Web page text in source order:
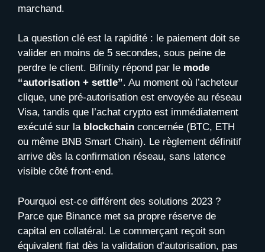
marchand.
La question clé est la rapidité : le paiement doit se
valider en moins de 5 secondes, sous peine de
perdre le client. Bifinity répond par le mode
“autorisation + settle”. Au moment où l’acheteur
clique, une pré-autorisation est envoyée au réseau
Visa, tandis que l’achat crypto est immédiatement
exécuté sur la blockchain concernée (BTC, ETH
ou même BNB Smart Chain). Le règlement définitif
arrive dès la confirmation réseau, sans latence
visible côté front-end.
Pourquoi est-ce différent des solutions 2023 ?
Parce que Binance met sa propre réserve de
capital en collatéral. Le commerçant reçoit son
équivalent fiat dès la validation d’autorisation, pas